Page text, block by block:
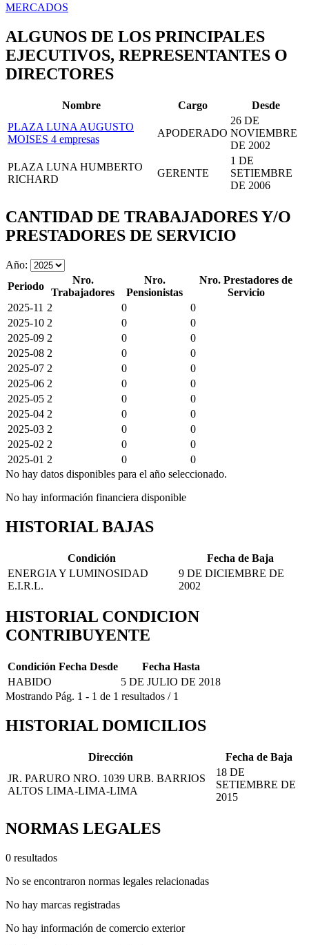
MERCADOS
ALGUNOS DE LOS PRINCIPALES
EJECUTIVOS, REPRESENTANTES O
DIRECTORES
Nombre Cargo
Desde
PLAZA LUNA AUGUSTO
MOISES 4 empresas
APODERADO
26 DE
NOVIEMBRE
DE 2002
PLAZA LUNA HUMBERTO
RICHARD
GERENTE
1 DE
SETIEMBRE
DE 2006
CANTIDAD DE TRABAJADORES Y/O
PRESTADORES DE SERVICIO
Año:
Periodo
Nro.
Trabajadores
Nro.
Pensionistas
Nro. Prestadores de
Servicio
2025-11 2 0
0
2025-10 2 0
0
2025-09 2 0
0
2025-08 2 0
0
2025-07 2 0
0
2025-06 2 0
0
2025-05 2 0
0
2025-04 2 0
0
2025-03 2 0
0
2025-02 2 0
0
2025-01 2 0
0
No hay datos disponibles para el año seleccionado.
No hay información financiera disponible
HISTORIAL BAJAS
Condición
Fecha de Baja
ENERGIA Y LUMINOSIDAD
E.I.R.L.
9 DE DICIEMBRE DE
2002
HISTORIAL CONDICION
CONTRIBUYENTE
Condición Fecha Desde
Fecha Hasta
HABIDO
5 DE JULIO DE 2018
Mostrando Pág. 1 - 1 de 1 resultados / 1
HISTORIAL DOMICILIOS
Dirección
Fecha de Baja
JR. PARURO NRO. 1039 URB. BARRIOS
ALTOS LIMA-LIMA-LIMA
18 DE
SETIEMBRE DE
2015
NORMAS LEGALES
0 resultados
No se encontraron normas legales relacionadas
No hay marcas registradas
No hay información de comercio exterior